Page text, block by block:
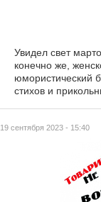
19 сентября 2023 - 15:40
Увидел свет
конечно же, женскому
юмористический
стихов и